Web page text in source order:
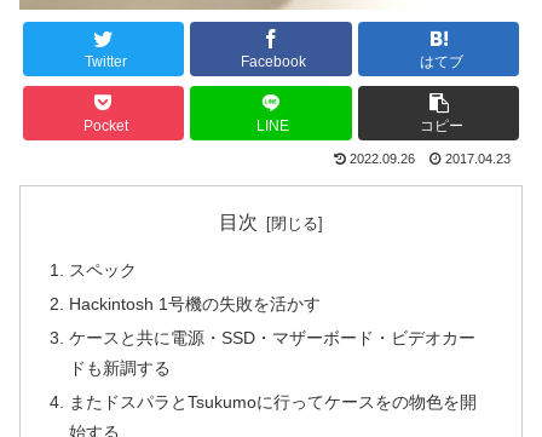
Twitter Facebook はてブ
Pocket LINE コピー
2022.09.26 2017.04.23
目次
スペック
Hackintosh 1号機の失敗を活かす
ケースと共に電源・SSD・マザーボード・ビデオカー
ドも新調する
またドスパラとTsukumoに行ってケースをの物色を開
始する